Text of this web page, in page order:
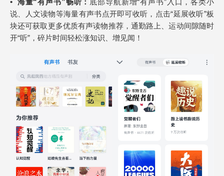
说、人文读物等海量有声书点开即可收听，点击“延展收听”板
块还可获取更多优质有声读物推荐，通勤路上、运动间隙随时
开“听”，碎片时间轻松涨知识、增见闻！